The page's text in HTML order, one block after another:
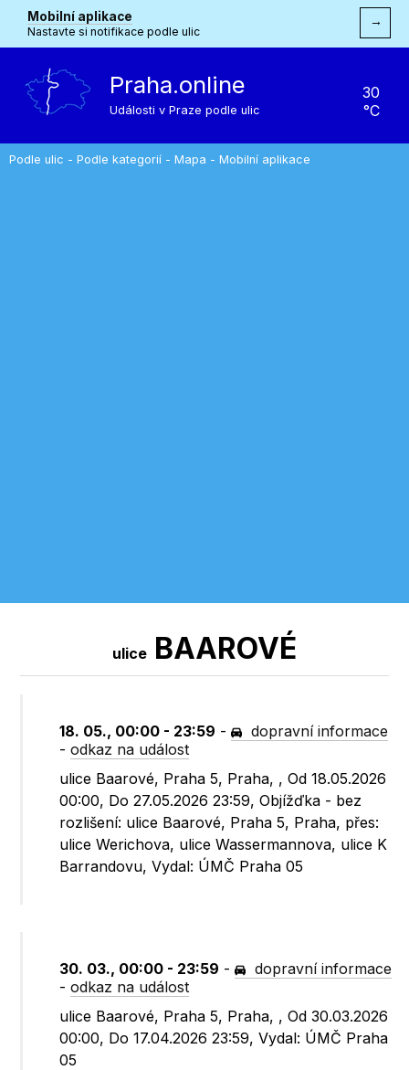
Mobilní aplikace
Nastavte si notifikace podle ulic
→
Praha.online
Události v Praze podle ulic
30
°C
Podle ulic - Podle kategorií - Mapa - Mobilní aplikace
ulice BAAROVÉ
18. 05., 00:00 - 23:59 -
dopravní informace
-odkaz na událost
ulice Baarové, Praha 5, Praha, , Od 18.05.2026
00:00, Do 27.05.2026 23:59, Objížďka - bez
rozlišení: ulice Baarové, Praha 5, Praha, přes:
ulice Werichova, ulice Wassermannova, ulice K
Barrandovu, Vydal: ÚMČ Praha 05
30. 03., 00:00 - 23:59 -
dopravní informace
-odkaz na událost
ulice Baarové, Praha 5, Praha, , Od 30.03.2026
00:00, Do 17.04.2026 23:59, Vydal: ÚMČ Praha
05